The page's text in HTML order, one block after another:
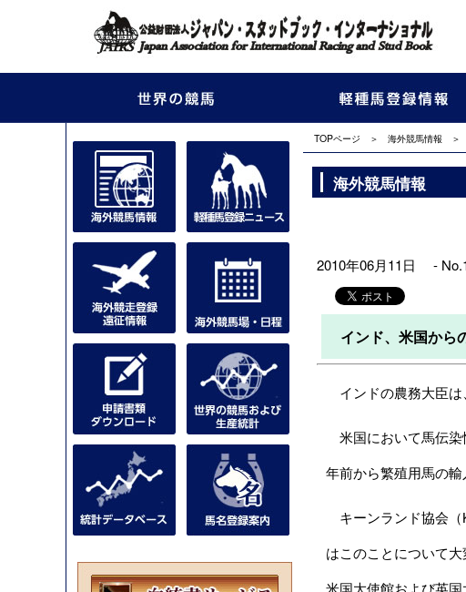
TOPページ ＞ 海外競馬情報 ＞
海外競馬情報
2010年06月11日 -
インド、米国から
インドの農務大臣は
米国において馬伝染
年前から繁殖用馬の輸
キーンランド協会（
はこのことについて
米国大使館および英